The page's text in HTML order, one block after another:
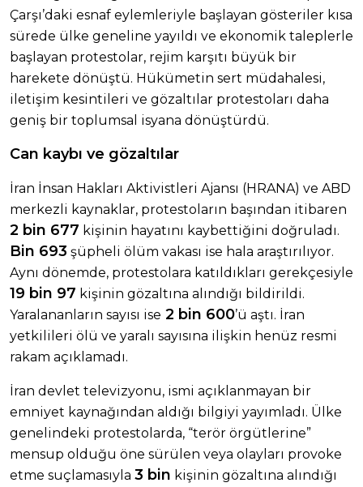
Çarşı’daki esnaf eylemleriyle başlayan gösteriler kısa
sürede ülke geneline yayıldı ve ekonomik taleplerle
başlayan protestolar, rejim karşıtı büyük bir
harekete dönüştü. Hükümetin sert müdahalesi,
iletişim kesintileri ve gözaltılar protestoları daha
geniş bir toplumsal isyana dönüştürdü.
Can kaybı ve gözaltılar
İran İnsan Hakları Aktivistleri Ajansı (HRANA) ve ABD
merkezli kaynaklar, protestoların başından itibaren
2 bin 677 kişinin hayatını kaybettiğini doğruladı.
Bin 693 şüpheli ölüm vakası ise hala araştırılıyor.
Aynı dönemde, protestolara katıldıkları gerekçesiyle
19 bin 97 kişinin gözaltına alındığı bildirildi.
Yaralananların sayısı ise 2 bin 600’ü aştı. İran
yetkilileri ölü ve yaralı sayısına ilişkin henüz resmi
rakam açıklamadı.
İran devlet televizyonu, ismi açıklanmayan bir
emniyet kaynağından aldığı bilgiyi yayımladı. Ülke
genelindeki protestolarda, “terör örgütlerine”
mensup olduğu öne sürülen veya olayları provoke
etme suçlamasıyla 3 bin kişinin gözaltına alındığı